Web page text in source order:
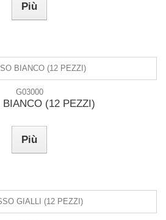
Più
G03000
BIANCO (12 PEZZI)
Più